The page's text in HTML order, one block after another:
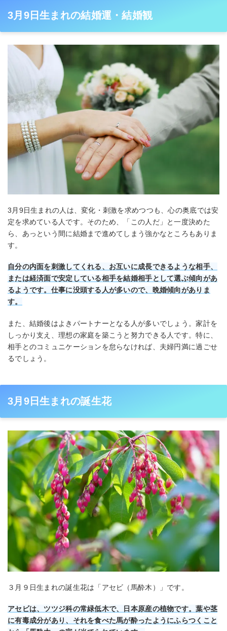
3月9日生まれの結婚運・結婚観
3月9日生まれの人は、変化・刺激を求めつつも、心の奥底では安
定を求めている人です。そのため、「この人だ」と一度決めた
ら、あっという間に結婚まで進めてしまう強かなところもありま
す。
自分の内面を刺激してくれる、お互いに成長できるような相手、
または経済面で安定している相手を結婚相手として選ぶ傾向があ
るようです。仕事に没頭する人が多いので、晩婚傾向がありま
す。
また、結婚後はよきパートナーとなる人が多いでしょう。家計を
しっかり支え、理想の家庭を築こうと努力できる人です。特に、
相手とのコミュニケーションを怠らなければ、夫婦円満に過ごせ
るでしょう。
3月9日生まれの誕生花
３月９日生まれの誕生花は「アセビ（馬酔木）」です。
アセビは、ツツジ科の常緑低木で、日本原産の植物です。葉や茎
に有毒成分があり、それを食べた馬が酔ったようにふらつくこと